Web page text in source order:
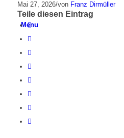
Menu
Mai 27, 2026/von Franz Dirmüller
Teile diesen Eintrag